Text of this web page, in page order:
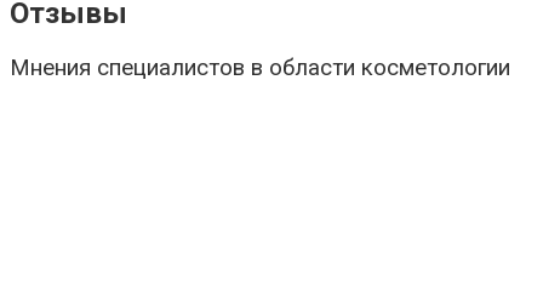
Отзывы
Мнения специалистов в области косметологии